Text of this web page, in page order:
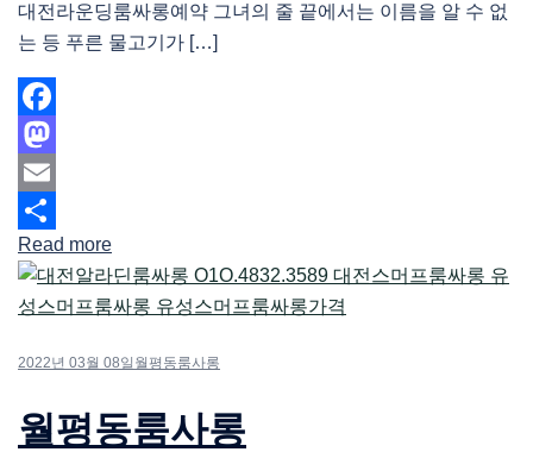
대전라운딩룸싸롱예약 그녀의 줄 끝에서는 이름을 알 수 없
는 등 푸른 물고기가 […]
Facebook
Mastodon
Email
Share
Read more
2022년 03월 08일 월평동룸사롱
월평동룸사롱